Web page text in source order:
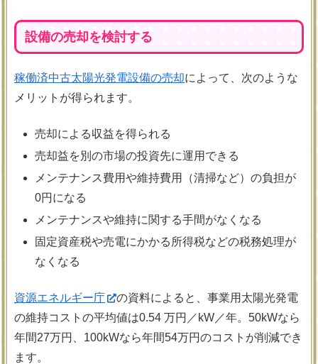
設備の売却を検討する
稼働済中古太陽光発電設備の売却によって、次のような
メリットが得られます。
売却による収益を得られる
売却益を別の市場の投資先に運用できる
メンテナンス費用や維持費用（清掃など）の負担が
0円になる
メンテナンスや維持に関する手間がなくなる
固定資産税や売電にかかる所得税などの税務処理が
なくなる
資源エネルギー庁
の資料によると、事業用太陽光発電
の維持コストの平均値は0.54 万円／kW／年。50kWなら
年間27万円、100kWなら年間54万円のコストが削減でき
ます。